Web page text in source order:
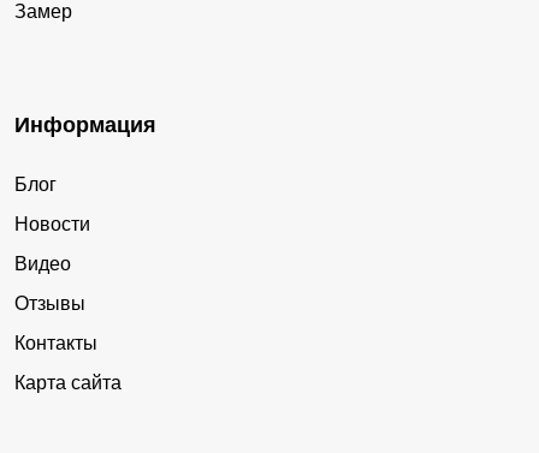
Замер
Информация
Блог
Новости
Видео
Отзывы
Контакты
Карта сайта